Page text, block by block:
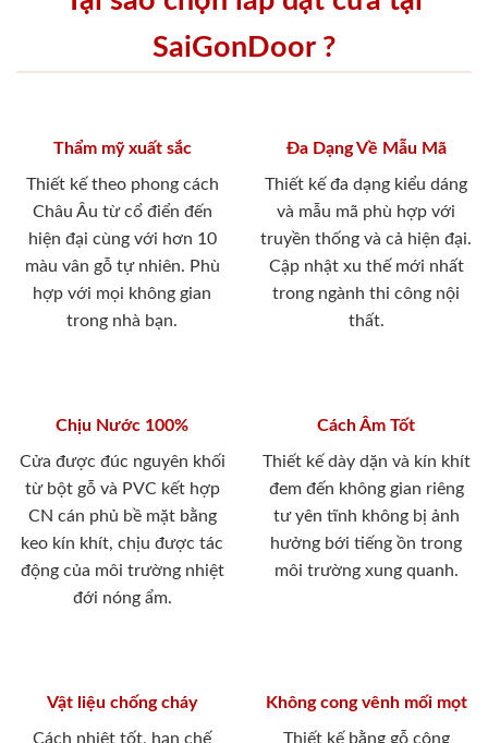
SaiGonDoor ?
Thẩm mỹ xuất sắc
Thiết kế theo phong cách
Châu Âu từ cổ điển đến
hiện đại cùng với hơn 10
màu vân gỗ tự nhiên. Phù
hợp với mọi không gian
trong nhà bạn.
Đa Dạng Về Mẫu Mã
Thiết kế đa dạng kiểu dáng
và mẫu mã phù hợp với
truyền thống và cả hiện đại.
Cập nhật xu thế mới nhất
trong ngành thi công nội
thất.
Chịu Nước 100%
Cửa được đúc nguyên khối
từ bột gỗ và PVC kết hợp
CN cán phủ bề mặt bằng
keo kín khít, chịu được tác
động của môi trường nhiệt
đới nóng ẩm.
Cách Âm Tốt
Thiết kế dày dặn và kín khít
đem đến không gian riêng
tư yên tĩnh không bị ảnh
hưởng bới tiếng ồn trong
môi trường xung quanh.
Vật liệu chống cháy
Cách nhiệt tốt, hạn chế
Không cong vênh mối mọt
Thiết kế bằng gỗ công